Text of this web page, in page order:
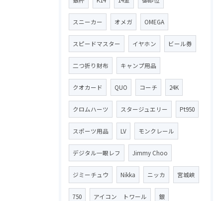
スニーカー オメガ OMEGA
スピードマスター イヤホン ビール券
二つ折り財布 キャンプ用品
クオカード QUO コーチ 24K
クロムハーツ スタージュエリー Pt950
スポーツ用品 LV モンクレール
デジタル一眼レフ Jimmy Choo
ジミーチュウ Nikka ニッカ 宮城峡
750 アイコン トワール 銀